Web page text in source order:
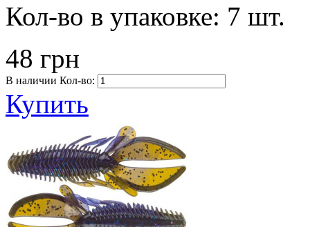
Кол-во в упаковке: 7 шт.
48 грн
В наличии Кол-во:
Купить